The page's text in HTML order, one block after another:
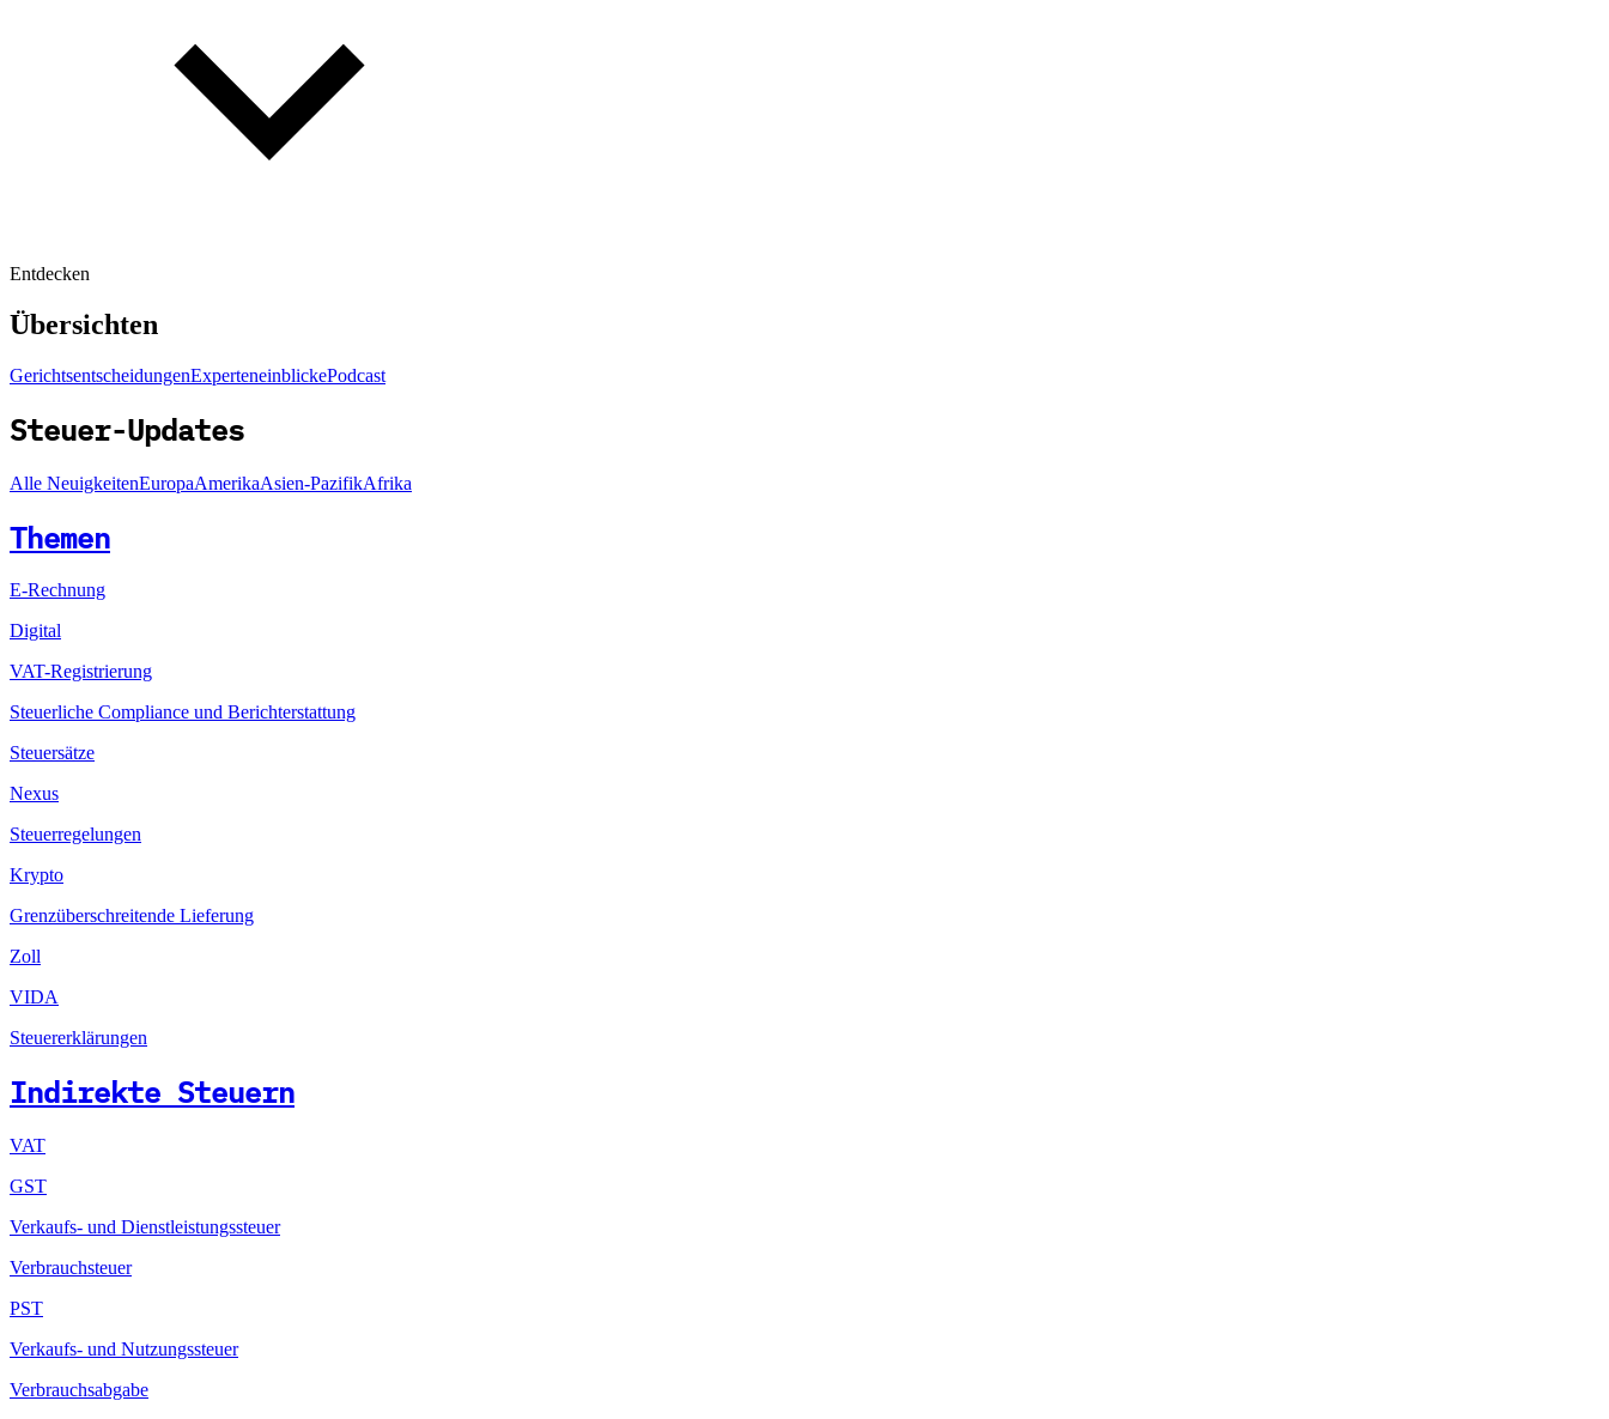
Entdecken
Übersichten
GerichtsentscheidungenExperteneinblickePodcast
Steuer-Updates
Alle NeuigkeitenEuropaAmerikaAsien-PazifikAfrika
Themen
E-Rechnung
Digital
VAT-Registrierung
Steuerliche Compliance und Berichterstattung
Steuersätze
Nexus
Steuerregelungen
Krypto
Grenzüberschreitende Lieferung
Zoll
VIDA
Steuererklärungen
Indirekte Steuern
VAT
GST
Verkaufs- und Dienstleistungssteuer
Verbrauchsteuer
PST
Verkaufs- und Nutzungssteuer
Verbrauchsabgabe